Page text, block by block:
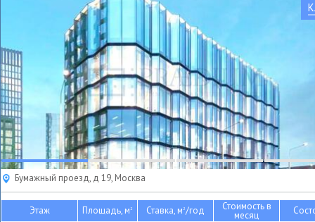
Бумажный проезд, д 19, Москва
Этаж Площадь, м2 Ставка, м2/год Стоимость в
месяц